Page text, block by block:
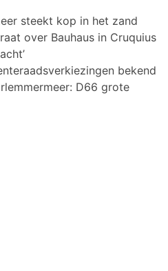
steekt kop in het zand
over Bauhaus in Cruquius
bekend
D66 grote